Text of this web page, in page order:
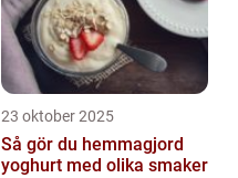
23 oktober 2025
Så gör du hemmagjord
yoghurt med olika smaker